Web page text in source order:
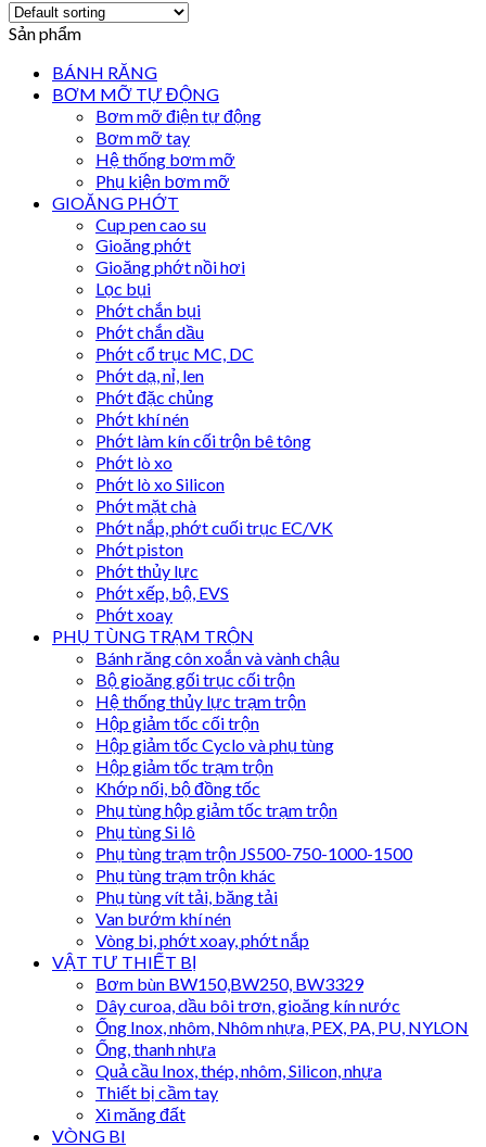
Sản phẩm
BÁNH RĂNG
BƠM MỠ TỰ ĐỘNG
Bơm mỡ điện tự động
Bơm mỡ tay
Hệ thống bơm mỡ
Phụ kiện bơm mỡ
GIOĂNG PHỚT
Cup pen cao su
Gioăng phớt
Gioăng phớt nồi hơi
Lọc bụi
Phớt chắn bụi
Phớt chắn dầu
Phớt cổ trục MC, DC
Phớt dạ, nỉ, len
Phớt đặc chủng
Phớt khí nén
Phớt làm kín cối trộn bê tông
Phớt lò xo
Phớt lò xo Silicon
Phớt mặt chà
Phớt nắp, phớt cuối trục EC/VK
Phớt piston
Phớt thủy lực
Phớt xếp, bộ, EVS
Phớt xoay
PHỤ TÙNG TRẠM TRỘN
Bánh răng côn xoắn và vành chậu
Bộ gioăng gối trục cối trộn
Hệ thống thủy lực trạm trộn
Hộp giảm tốc cối trộn
Hộp giảm tốc Cyclo và phụ tùng
Hộp giảm tốc trạm trộn
Khớp nối, bộ đồng tốc
Phụ tùng hộp giảm tốc trạm trộn
Phụ tùng Si lô
Phụ tùng trạm trộn JS500-750-1000-1500
Phụ tùng trạm trộn khác
Phụ tùng vít tải, băng tải
Van bướm khí nén
Vòng bi, phớt xoay, phớt nắp
VẬT TƯ THIẾT BỊ
Bơm bùn BW150,BW250, BW3329
Dây curoa, dầu bôi trơn, gioăng kín nước
Ống Inox, nhôm, Nhôm nhựa, PEX, PA, PU, NYLON
Ống, thanh nhựa
Quả cầu Inox, thép, nhôm, Silicon, nhựa
Thiết bị cầm tay
Xi măng đất
VÒNG BI